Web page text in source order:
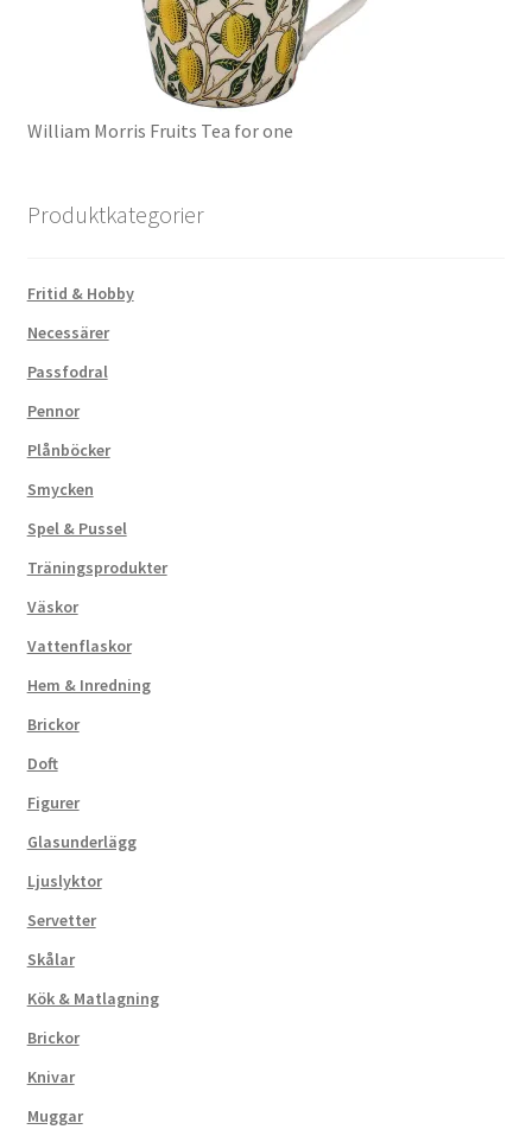
William Morris Fruits Tea for one
Produktkategorier
Fritid & Hobby
Necessärer
Passfodral
Pennor
Plånböcker
Smycken
Spel & Pussel
Träningsprodukter
Väskor
Vattenflaskor
Hem & Inredning
Brickor
Doft
Figurer
Glasunderlägg
Ljuslyktor
Servetter
Skålar
Kök & Matlagning
Brickor
Knivar
Muggar